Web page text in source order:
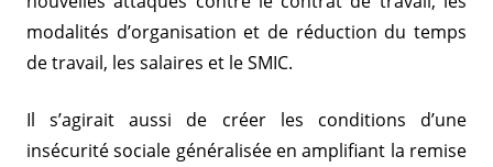
modalités d’organisation et de réduction du temps
de travail, les salaires et le SMIC.
Il s’agirait aussi de créer les conditions d’une
insécurité sociale généralisée en amplifiant la remise